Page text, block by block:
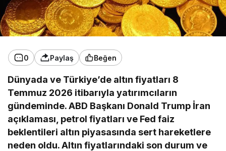
0 Paylaş Beğen
Dünyada ve Türkiye’de altın fiyatları 8
Temmuz 2026 itibarıyla yatırımcıların
gündeminde. ABD Başkanı Donald Trump İran
açıklaması, petrol fiyatları ve Fed faiz
beklentileri altın piyasasında sert hareketlere
neden oldu. Altın fiyatlarındaki son durum ve